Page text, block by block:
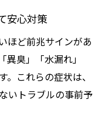
法を押さえて安
コードのチェッ
器の安全な扱い
安心対策
ほど前兆サインがあ
異臭」「水漏れ」
。これらの症状は、
いトラブルの事前予